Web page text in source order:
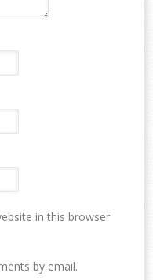
in this browser
by email.